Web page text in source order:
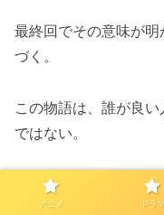
最終回でその意味が
づく。
この物語は、誰が良
ではない。
むしろ、 “良いことを
た。アニメ ドラマ